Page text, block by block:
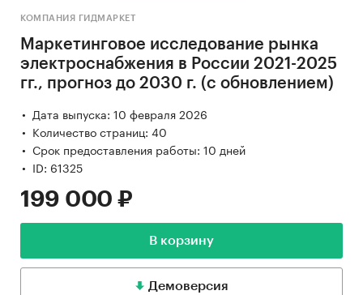
КОМПАНИЯ ГИДМАРКЕТ
Маркетинговое исследование рынка
электроснабжения в России 2021-2025
гг., прогноз до 2030 г. (с обновлением)
Дата выпуска: 10 февраля 2026
Количество страниц: 40
Срок предоставления работы: 10 дней
ID: 61325
199 000 ₽
В корзину
Демоверсия